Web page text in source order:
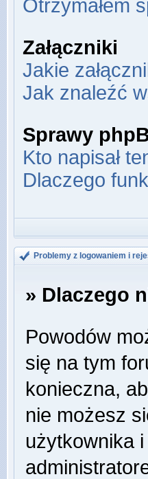
Otrzymałem
Załączniki
Jakie
Jak znaleźć
Sprawy
Kto napisał
Dlaczego
Problemy z logowaniem i
» Dlaczego
Powodów
się na tym
konieczna,
nie możesz
użytkownika i